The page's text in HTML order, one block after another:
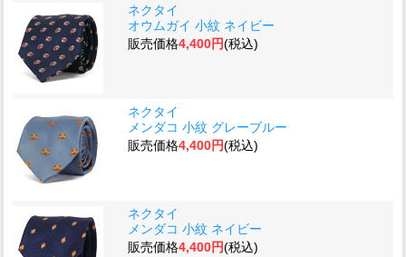
ネクタイ
オウムガイ 小紋 ネイビー
販売価格4,400円(税込)
ネクタイ
メンダコ 小紋 グレーブルー
販売価格4,400円(税込)
ネクタイ
メンダコ 小紋 ネイビー
販売価格4,400円(税込)